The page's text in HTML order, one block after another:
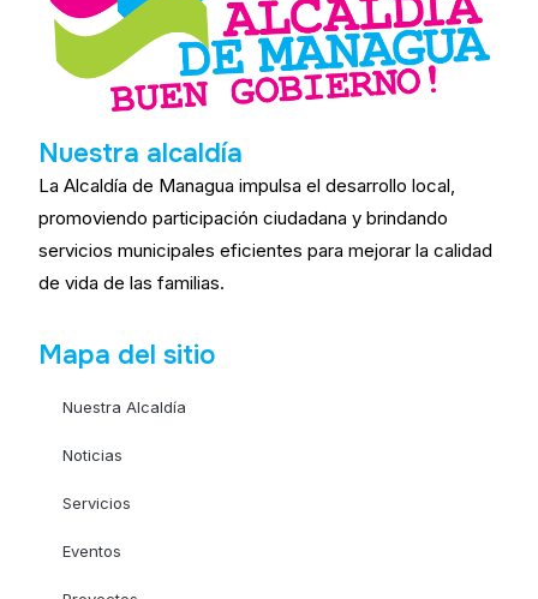
Nuestra alcaldía
La Alcaldía de Managua impulsa el desarrollo local,
promoviendo participación ciudadana y brindando
servicios municipales eficientes para mejorar la calidad
de vida de las familias.
Mapa del sitio
Nuestra Alcaldía
Noticias
Servicios
Eventos